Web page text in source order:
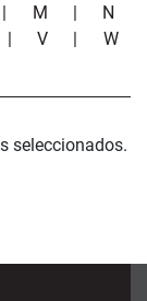
| M | N
|V | W
seleccionados.